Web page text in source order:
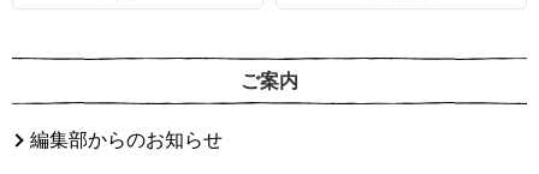
ご案内
編集部からのお知らせ